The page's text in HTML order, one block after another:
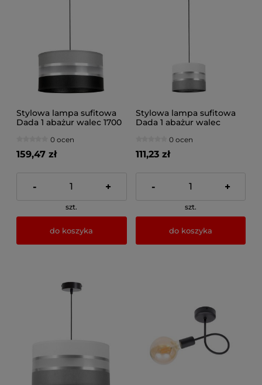
Stylowa lampa sufitowa
Dada 1 abażur walec 1700
0 ocen
159,47 zł
- +
szt.
do koszyka
Stylowa lampa sufitowa
Dada 1 abażur walec
0 ocen
111,23 zł
- +
szt.
do koszyka